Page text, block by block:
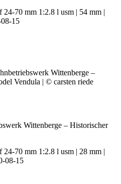
24-70 mm 1:2.8 l usm | 54 mm |
15
Wittenberge – Historischer
24-70 mm 1:2.8 l usm | 28 mm |
08-15